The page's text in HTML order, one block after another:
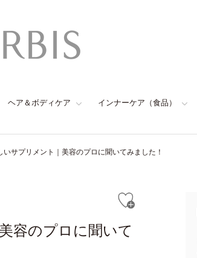
ヘア＆ボディケア インナーケア（食品）
サプリメント｜美容のプロに聞いてみました！
容のプロに聞いて